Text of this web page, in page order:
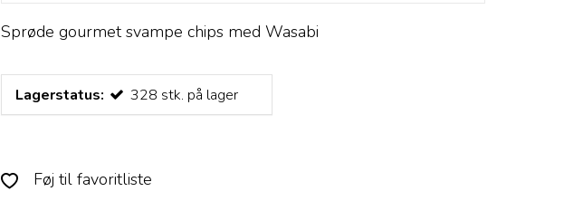
Sprøde gourmet svampe chips med Wasabi
Lagerstatus: 328 stk. på lager
Føj til favoritliste